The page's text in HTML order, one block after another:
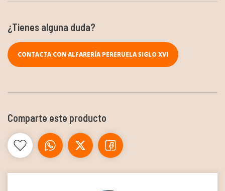
¿Tienes alguna duda?
CONTACTA CON ALFARERÍA PERERUELA SIGLO XVI
Comparte este producto